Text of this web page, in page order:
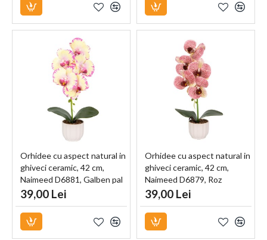
Orhidee cu aspect natural in
ghiveci ceramic, 42 cm,
Naimeed D6881, Galben pal
39,00 Lei
Orhidee cu aspect natural in
ghiveci ceramic, 42 cm,
Naimeed D6879, Roz
39,00 Lei